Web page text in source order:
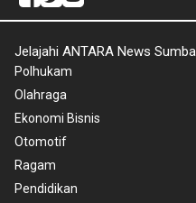
Jelajahi ANTARA News
Polhukam
Olahraga
Ekonomi Bisnis
Otomotif
Ragam
Pendidikan